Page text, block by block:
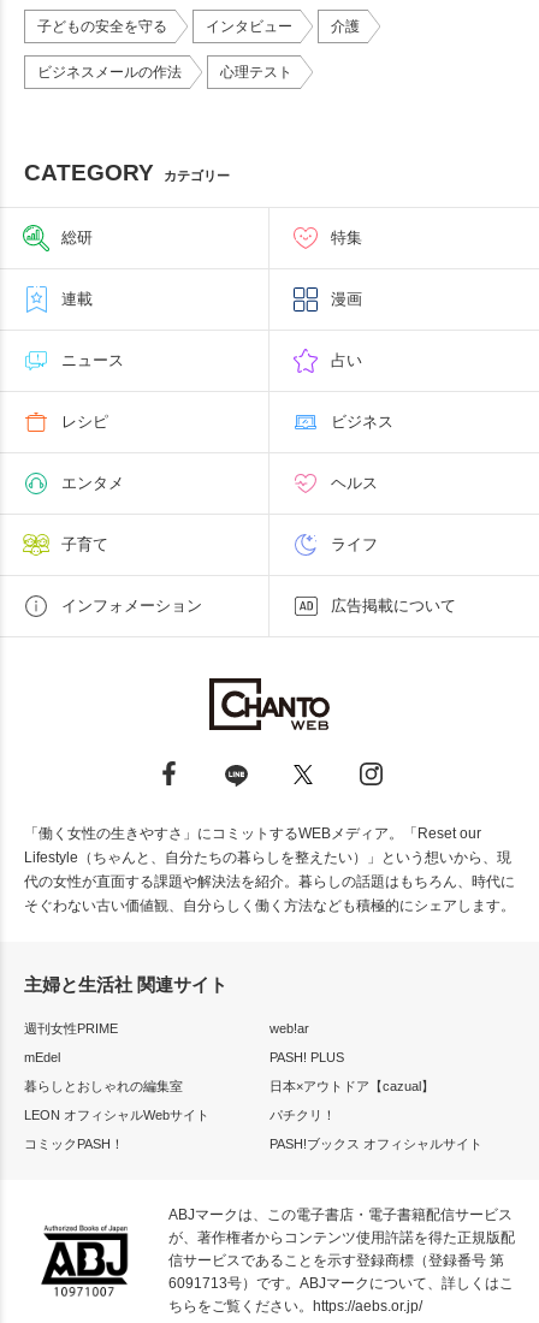
子どもの安全を守る インタビュー 介護
ビジネスメールの作法 心理テスト
CATEGORY カテゴリー
総研 特集
連載 漫画
ニュース 占い
レシピ ビジネス
エンタメ ヘルス
子育て ライフ
インフォメーション 広告掲載について
「働く女性の生きやすさ」にコミットするWEBメディア。「Reset our
Lifestyle（ちゃんと、自分たちの暮らしを整えたい）」という想いから、現
代の女性が直面する課題や解決法を紹介。暮らしの話題はもちろん、時代に
そぐわない古い価値観、自分らしく働く方法なども積極的にシェアします。
主婦と生活社 関連サイト
週刊女性PRIME
web!ar
mEdel
PASH! PLUS
暮らしとおしゃれの編集室
日本×アウトドア【cazual】
LEON オフィシャルWebサイト
パチクリ！
コミックPASH！
PASH!ブックス オフィシャルサイト
ABJマークは、この電子書店・電子書籍配信サービス
が、著作権者からコンテンツ使用許諾を得た正規版配
信サービスであることを示す登録商標（登録番号 第
6091713号）です。ABJマークについて、詳しくはこ
ちらをご覧ください。
https://aebs.or.jp/